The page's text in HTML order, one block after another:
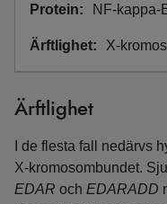
NF-kappa-
X-
Ärftlighet
I de flesta fall nedärvs
X-kromosombundet.
EDAR och EDARADD